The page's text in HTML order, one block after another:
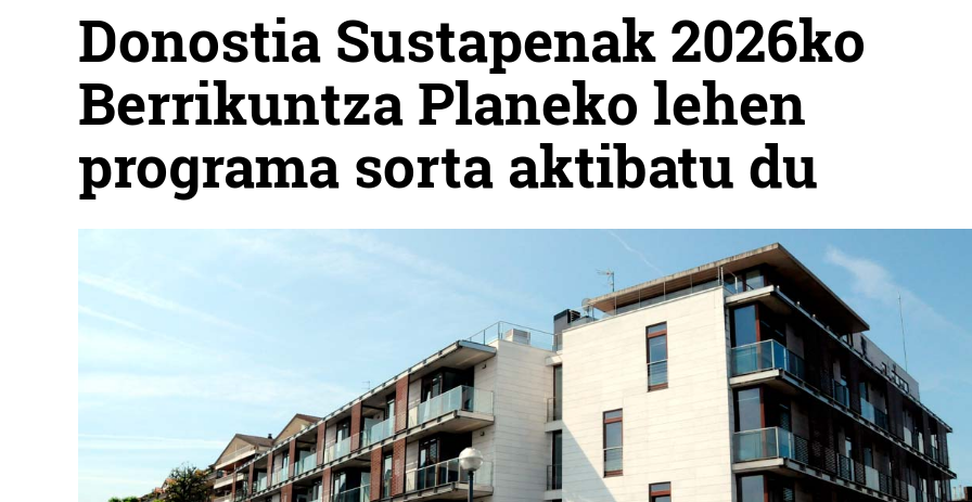
Donostia Sustapenak 2026ko
Berrikuntza Planeko lehen
programa sorta aktibatu du